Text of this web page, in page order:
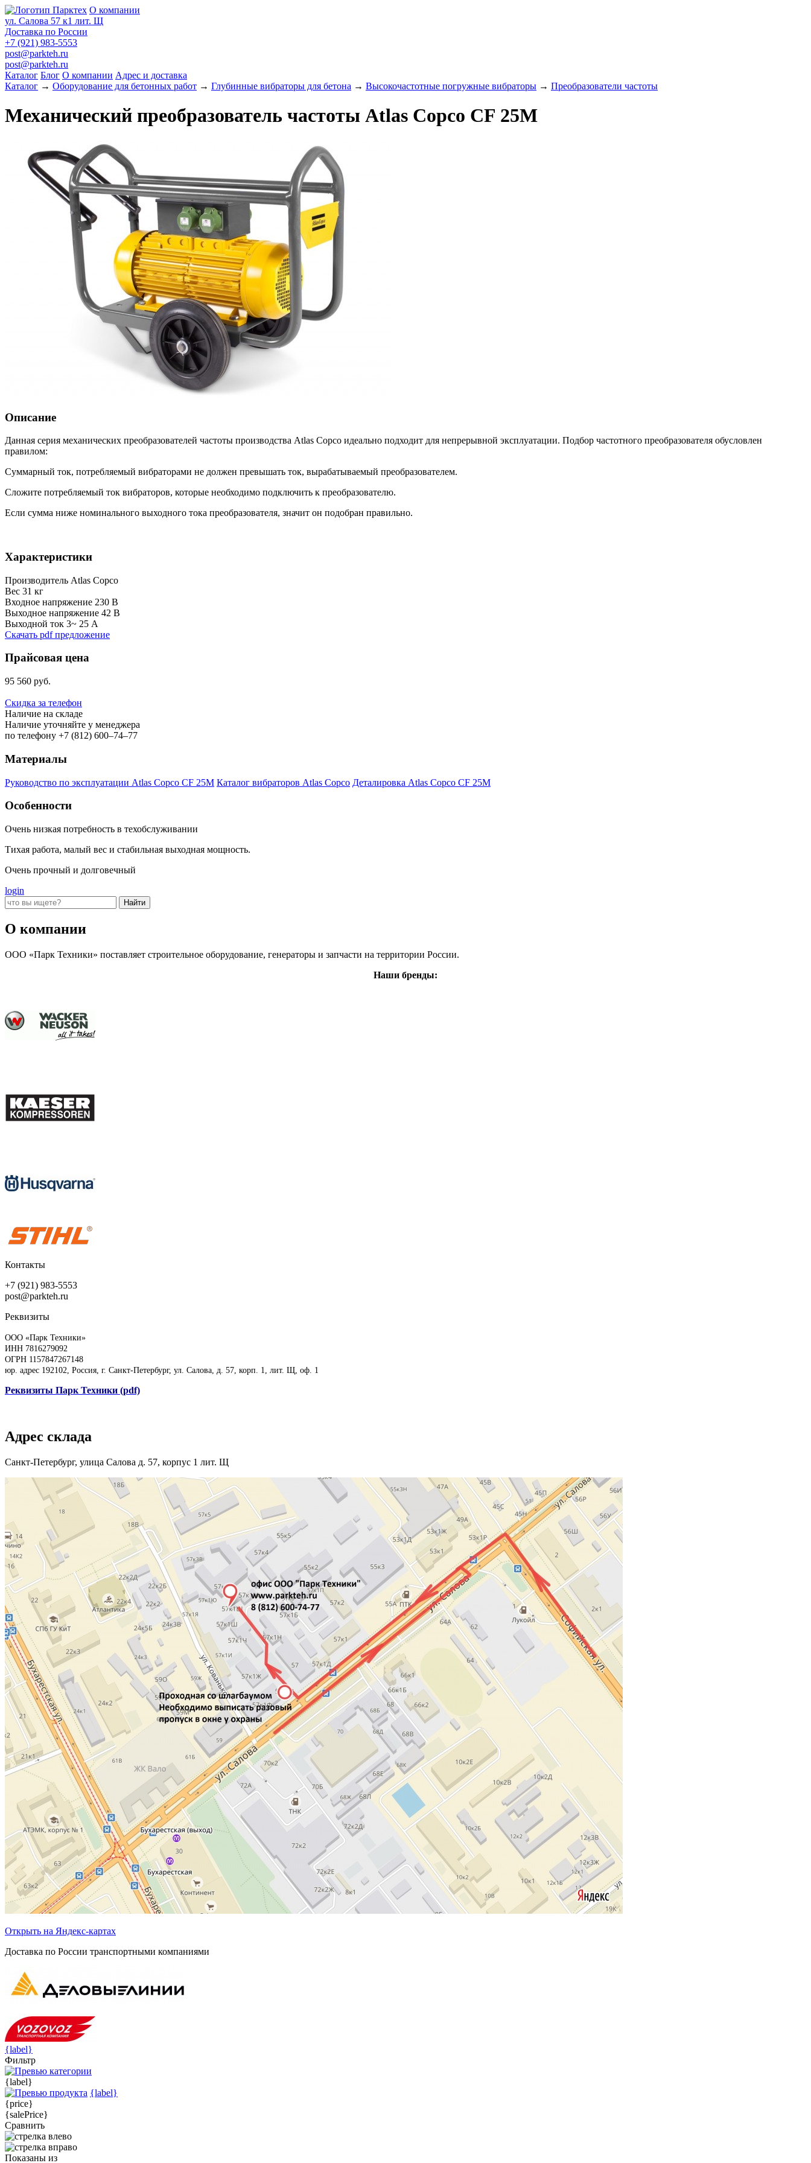
О компании
ул. Салова 57 к1 лит. Щ
Доставка по России
+7 (921) 983-5553
post@parkteh.ru
post@parkteh.ru
Каталог Блог О компании Адрес и доставка
Каталог → Оборудование для бетонных работ → Глубинные вибраторы для бетона → Высокочастотные погружные вибраторы → Преобразователи частоты
Механический преобразователь частоты Atlas Copco CF 25M
Описание
Данная серия механических преобразователей частоты производства Atlas Copco идеально подходит для непрерывной эксплуатации. Подбор частотного преобразователя обусловлен
правилом:
Суммарный ток, потребляемый вибраторами не должен превышать ток, вырабатываемый преобразователем.
Сложите потребляемый ток вибраторов, которые необходимо подключить к преобразователю.
Если сумма ниже номинального выходного тока преобразователя, значит он подобран правильно.
Характеристики
Производитель Atlas Copco
Вес 31 кг
Входное напряжение 230 В
Выходное напряжение 42 В
Выходной ток 3~ 25 А
Скачать pdf предложение
Прайсовая цена
95 560 руб.
Скидка за телефон
Наличие на складе
Наличие уточняйте у менеджера
по телефону +7 (812) 600–74–77
Материалы
Руководство по эксплуатации Atlas Copco CF 25M Каталог вибраторов Atlas Copco Деталировка Atlas Copco CF 25M
Особенности
Очень низкая потребность в техобслуживании
Тихая работа, малый вес и стабильная выходная мощность.
Очень прочный и долговечный
login
О компании
ООО «Парк Техники» поставляет строительное оборудование, генераторы и запчасти на территории России.
Наши бренды:
Контакты
+7 (921) 983-5553
post@parkteh.ru
Реквизиты
ООО «Парк Техники»
ИНН 7816279092
ОГРН 1157847267148
юр. адрес 192102, Россия, г. Санкт-Петербург, ул. Салова, д. 57, корп. 1, лит. Щ, оф. 1
Реквизиты Парк Техники (pdf)
Адрес склада
Санкт-Петербург, улица Салова д. 57, корпус 1 лит. Щ
Открыть на Яндекс-картах
Доставка по России транспортными компаниями
{label}
Фильтр
{label}
{label}
{price}
{salePrice}
Сравнить
Показаны из